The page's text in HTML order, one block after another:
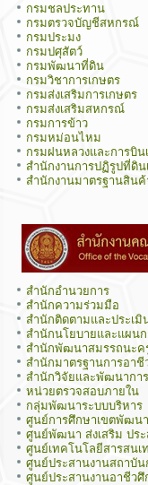
กรมชลประทาน
กรมตรวจบัญชีสหกรณ์
กรมประมง
กรมปศุสัตว์
กรมพัฒนาที่ดิน
กรมวิชาการเกษตร
กรมส่งเสริมการเกษตร
กรมส่งเสริมสหกรณ์
กรมการข้าว
กรมหม่อนไหม
กรมฝนหลวงและการบิน
สำนักงานการปฏิรูปที่ดิน
สำนักงานมาตรฐานสิน
สำนักอำนวยการ
สำนักความร่วมมือ
สำนักติดตามและประเมิ
สำนักนโยบายและแผน
สำนักพัฒนาสมรรถนะค
สำนักมาตรฐานการอา
สำนักวิจัยและพัฒนากา
หน่วยตรวจสอบภายใน
กลุ่มพัฒนาระบบบริหาร
ศูนย์การศึกษาเขตพัฒน
ศูนย์พัฒนา ส่งเสริม ปร
ศูนย์เทคโนโลยีสารสน
ศูนย์ประสานงานสถาบั
ศูนย์ประสานงานอาชีวศึ